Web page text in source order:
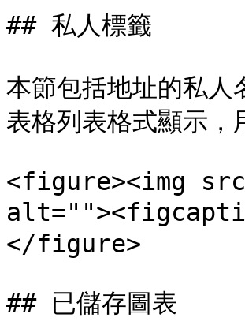
## 私人標籤
本節包括地址的私人
表格列表格式顯示，
<figure><img
</figure>
## 已儲存圖表